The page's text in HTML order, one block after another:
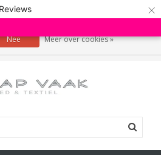
Reviews ×
website te verbeteren. Is dat akkoord?
Nee Meer over cookies »